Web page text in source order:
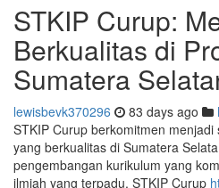
STKIP Curup:
Berkualitas di
Sumatera
lewisbevk370296 83 days ago
STKIP Curup berkomitmen
yang berkualitas di Sumatera
pengembangan kurikulum yang
ilmiah yang terpadu, STKIP Curup